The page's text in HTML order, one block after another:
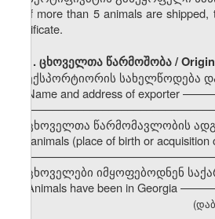
If more than 5 animals are
certificate.
1. ცხოველთა წარმოშობა /
ექსპორტიორის სახელწოდება
Name and address of exporter
ცხოველთა წარმომავლობის
the animals (place of birth or
ცხოველები იმყოფებოდნენ
Animals have been in Georgia